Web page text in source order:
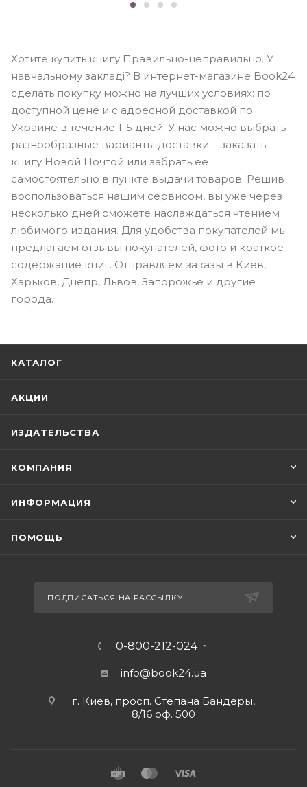
Хотите купить книгу Правильно-неправильно. У
навчальному закладі? В интернет-магазине Book24
сделать покупку можно на лучших условиях: по
доступной цене и с адресной доставкой по
Украине в течение 1-5 дней. У нас можно выбрать
разнообразные варианты доставки – заказать
книгу Новой Почтой или забрать ее
самостоятельно в пункте выдачи товаров. Решив
воспользоваться нашим сервисом, вы уже через
несколько дней сможете наслаждаться чтением
любимого издания. Для удобства покупателей мы
предлагаем отзывы покупателей, фото и краткое
содержание книг. Отправляем заказы в Киев,
Харьков, Днепр, Львов, Запорожье и другие
города.
КАТАЛОГ
АКЦИИ
ИЗДАТЕЛЬСТВА
КОМПАНИЯ
ИНФОРМАЦИЯ
ПОМОЩЬ
ПОДПИСАТЬСЯ НА РАССЫЛКУ
0-800-212-024
info@book24.ua
г. Киев, просп. Степана Бандеры,
8/16 оф. 500